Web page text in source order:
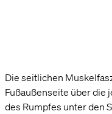
Die seitlichen
Fußaußenseite über die
des Rumpfes unter den